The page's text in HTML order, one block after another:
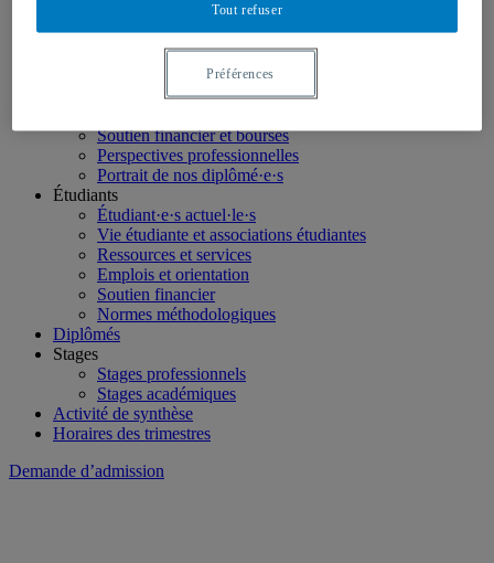
Futurs étudiants
Étudier en géographie
Nos programmes
Étudiants internationaux
Soutien financier et bourses
Perspectives professionnelles
Portrait de nos diplômé·e·s
Étudiants
Étudiant·e·s actuel·le·s
Vie étudiante et associations étudiantes
Ressources et services
Emplois et orientation
Soutien financier
Normes méthodologiques
Diplômés
Stages
Stages professionnels
Stages académiques
Activité de synthèse
Horaires des trimestres
Demande d’admission
Tout refuser
Préférences